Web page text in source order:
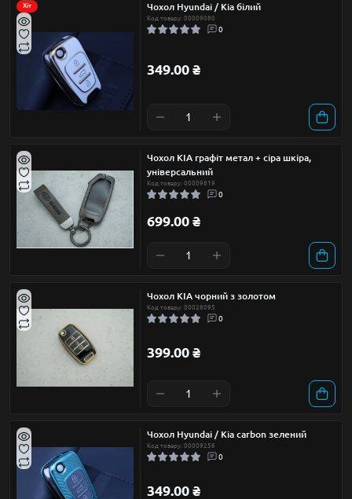
Хіт Чохол Hyundai / Kia білий
Код товару: 00009080
0
349.00 ₴
Чохол KIA графіт метал + сіра шкіра,
універсальний
Код товару: 00009819
0
699.00 ₴
Чохол KIA чорний з золотом
Код товару: 00028095
0
399.00 ₴
Чохол Hyundai / Kia carbon зелений
Код товару: 00009258
0
349.00 ₴